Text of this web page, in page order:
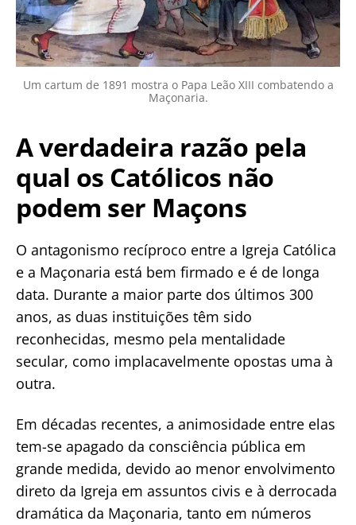
Um cartum de 1891 mostra o Papa Leão XIII combatendo a
Maçonaria.
A verdadeira razão pela
qual os Católicos não
podem ser Maçons
O antagonismo recíproco entre a Igreja Católica
e a Maçonaria está bem firmado e é de longa
data. Durante a maior parte dos últimos 300
anos, as duas instituições têm sido
reconhecidas, mesmo pela mentalidade
secular, como implacavelmente opostas uma à
outra.
Em décadas recentes, a animosidade entre elas
tem-se apagado da consciência pública em
grande medida, devido ao menor envolvimento
direto da Igreja em assuntos civis e à derrocada
dramática da Maçonaria, tanto em números